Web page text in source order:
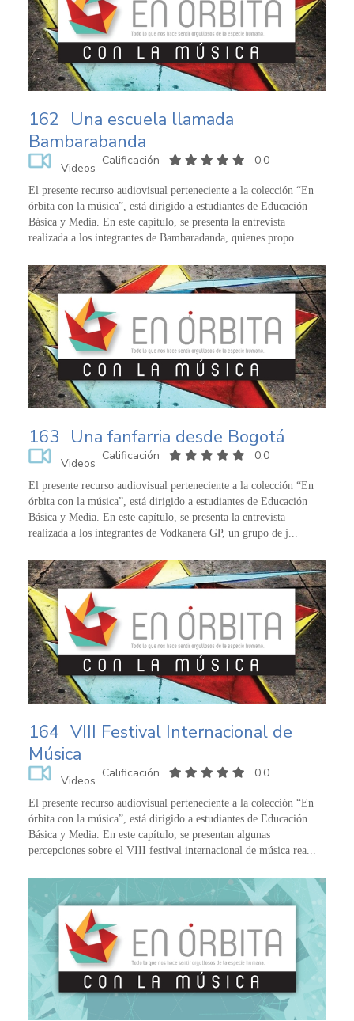
162 Una escuela llamada
Bambarabanda
Videos
Calificación 0,0
El presente recurso audiovisual perteneciente a la colección “En
órbita con la música”, está dirigido a estudiantes de Educación
Básica y Media. En este capítulo, se presenta la entrevista
realizada a los integrantes de Bambaradanda, quienes propo...
163 Una fanfarria desde Bogotá
Videos
Calificación 0,0
El presente recurso audiovisual perteneciente a la colección “En
órbita con la música”, está dirigido a estudiantes de Educación
Básica y Media. En este capítulo, se presenta la entrevista
realizada a los integrantes de Vodkanera GP, un grupo de j...
164 VIII Festival Internacional de
Música
Videos
Calificación 0,0
El presente recurso audiovisual perteneciente a la colección “En
órbita con la música”, está dirigido a estudiantes de Educación
Básica y Media. En este capítulo, se presentan algunas
percepciones sobre el VIII festival internacional de música rea...